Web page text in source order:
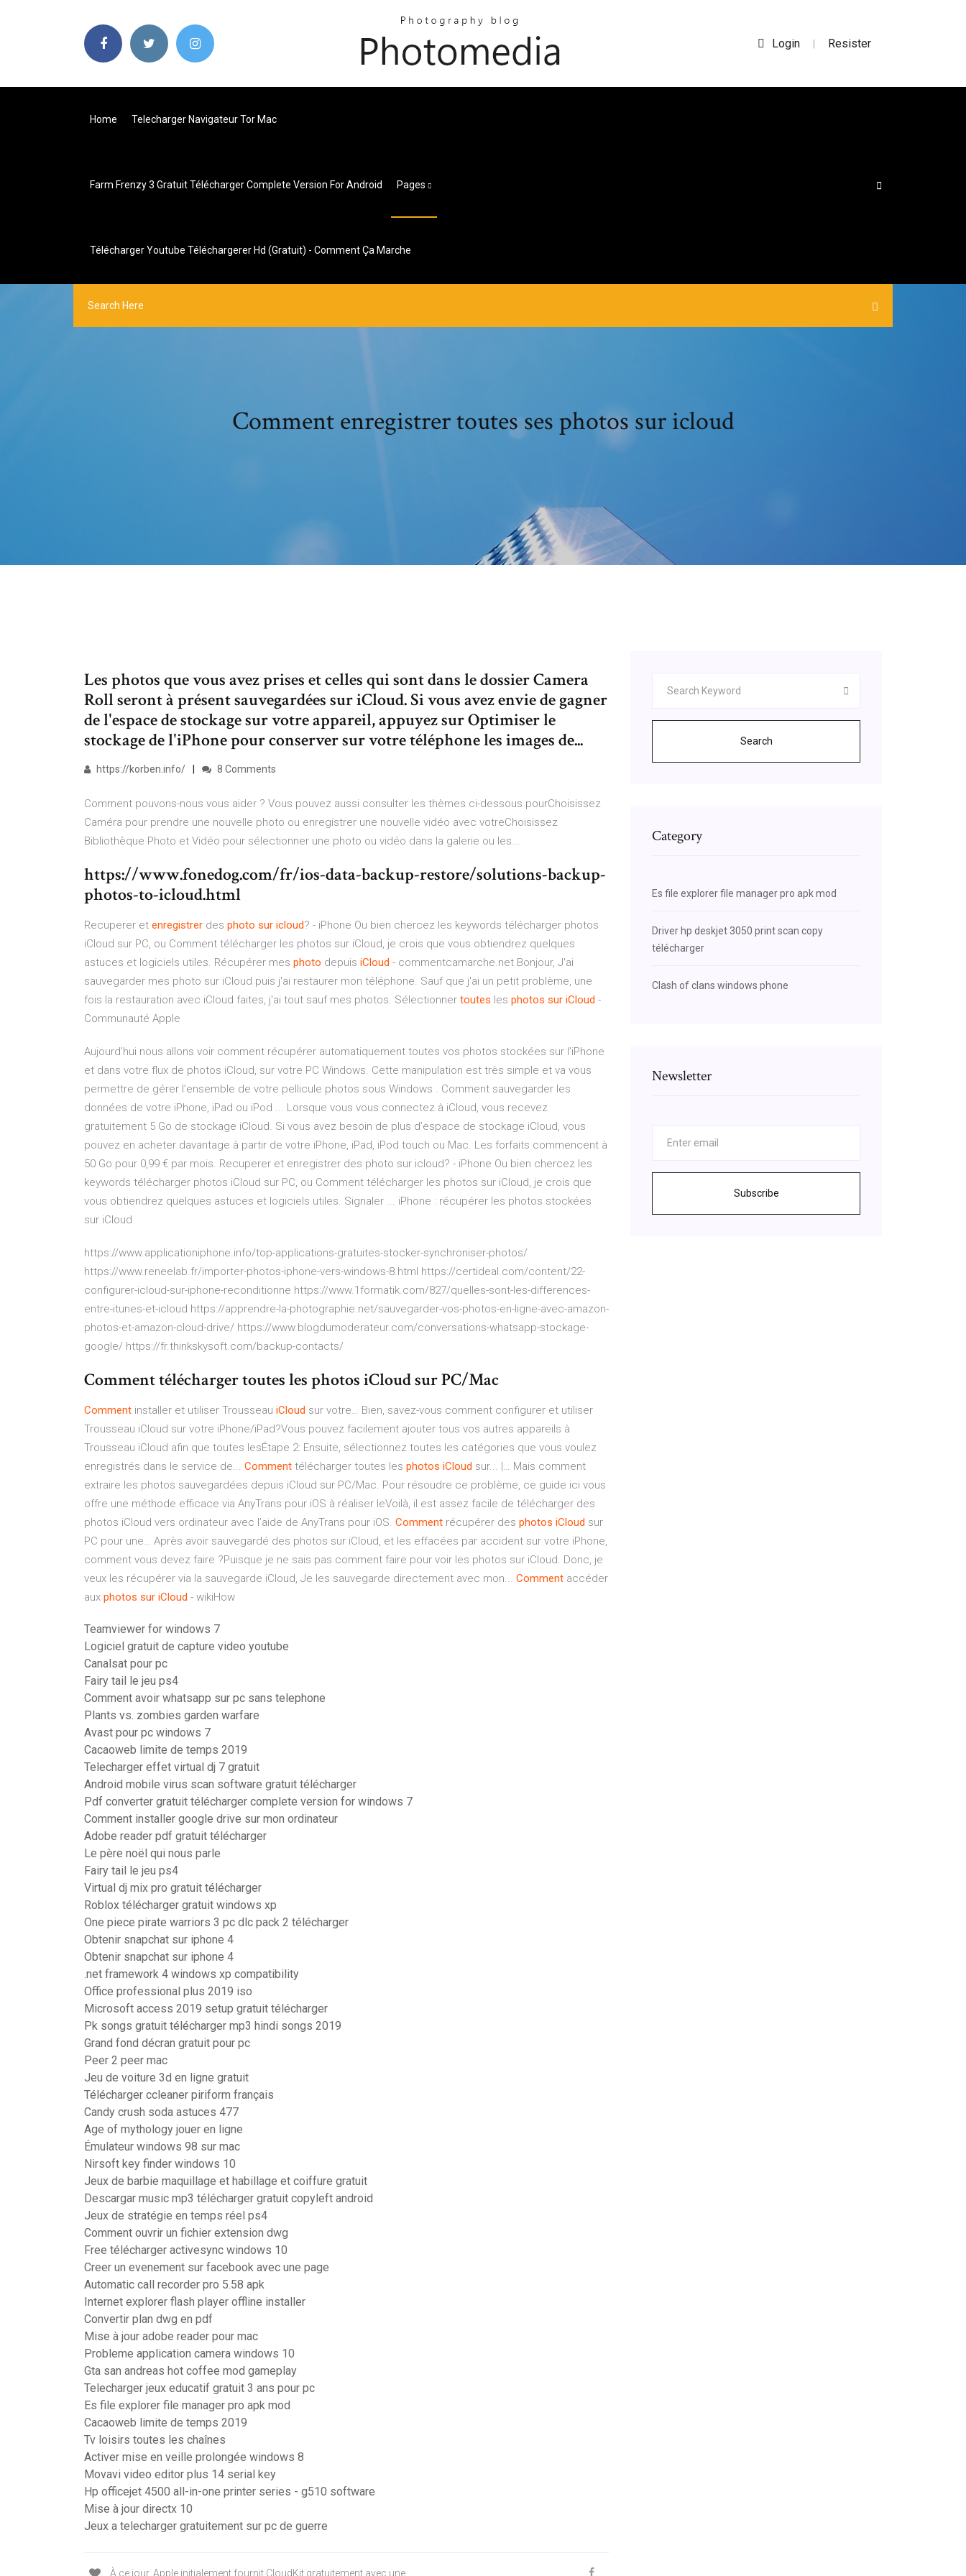
Login | Resister
Home Telecharger Navigateur Tor Mac
Farm Frenzy 3 Gratuit Télécharger Complete Version For Android Pages
Télécharger Youtube Téléchargerer Hd (gratuit) - Comment Ça Marche
Comment enregistrer toutes ses photos sur icloud
Les photos que vous avez prises et celles qui sont dans le dossier Camera
Roll seront à présent sauvegardées sur iCloud. Si vous avez envie de gagner
de l'espace de stockage sur votre appareil, appuyez sur Optimiser le
stockage de l'iPhone pour conserver sur votre téléphone les images de...
https://korben.info/ 8 Comments
Comment pouvons-nous vous aider ? Vous pouvez aussi consulter les thèmes ci-dessous pourChoisissez
Caméra pour prendre une nouvelle photo ou enregistrer une nouvelle vidéo avec votreChoisissez
Bibliothèque Photo et Vidéo pour sélectionner une photo ou vidéo dans la galerie ou les...
https://www.fonedog.com/fr/ios-data-backup-restore/solutions-backup-
photos-to-icloud.html
Recuperer et enregistrer des photo sur icloud? - iPhone Ou bien chercez les keywords télécharger photos
iCloud sur PC, ou Comment télécharger les photos sur iCloud, je crois que vous obtiendrez quelques
astuces et logiciels utiles. Récupérer mes photo depuis iCloud - commentcamarche.net Bonjour, J'ai
sauvegarder mes photo sur iCloud puis j'ai restaurer mon téléphone. Sauf que j'ai un petit problème, une
fois la restauration avec iCloud faites, j'ai tout sauf mes photos. Sélectionner toutes les photos sur iCloud -
Communauté Apple
Aujourd’hui nous allons voir comment récupérer automatiquement toutes vos photos stockées sur l’iPhone
et dans votre flux de photos iCloud, sur votre PC Windows. Cette manipulation est très simple et va vous
permettre de gérer l’ensemble de votre pellicule photos sous Windows . Comment sauvegarder les
données de votre iPhone, iPad ou iPod ... Lorsque vous vous connectez à iCloud, vous recevez
gratuitement 5 Go de stockage iCloud. Si vous avez besoin de plus d’espace de stockage iCloud, vous
pouvez en acheter davantage à partir de votre iPhone, iPad, iPod touch ou Mac. Les forfaits commencent à
50 Go pour 0,99 € par mois. Recuperer et enregistrer des photo sur icloud? - iPhone Ou bien chercez les
keywords télécharger photos iCloud sur PC, ou Comment télécharger les photos sur iCloud, je crois que
vous obtiendrez quelques astuces et logiciels utiles. Signaler ... iPhone : récupérer les photos stockées
sur iCloud
https://www.applicationiphone.info/top-applications-gratuites-stocker-synchroniser-photos/
https://www.reneelab.fr/importer-photos-iphone-vers-windows-8.html https://certideal.com/content/22-
configurer-icloud-sur-iphone-reconditionne https://www.1formatik.com/827/quelles-sont-les-differences-
entre-itunes-et-icloud https://apprendre-la-photographie.net/sauvegarder-vos-photos-en-ligne-avec-amazon-
photos-et-amazon-cloud-drive/ https://www.blogdumoderateur.com/conversations-whatsapp-stockage-
google/ https://fr.thinkskysoft.com/backup-contacts/
Comment télécharger toutes les photos iCloud sur PC/Mac
Comment installer et utiliser Trousseau iCloud sur votre… Bien, savez-vous comment configurer et utiliser
Trousseau iCloud sur votre iPhone/iPad?Vous pouvez facilement ajouter tous vos autres appareils à
Trousseau iCloud afin que toutes lesÉtape 2: Ensuite, sélectionnez toutes les catégories que vous voulez
enregistrés dans le service de... Comment télécharger toutes les photos iCloud sur... |… Mais comment
extraire les photos sauvegardées depuis iCloud sur PC/Mac. Pour résoudre ce problème, ce guide ici vous
offre une méthode efficace via AnyTrans pour iOS à réaliser leVoilà, il est assez facile de télécharger des
photos iCloud vers ordinateur avec l’aide de AnyTrans pour iOS. Comment récupérer des photos iCloud sur
PC pour une… Après avoir sauvegardé des photos sur iCloud, et les effacées par accident sur votre iPhone,
comment vous devez faire ?Puisque je ne sais pas comment faire pour voir les photos sur iCloud. Donc, je
veux les récupérer via la sauvegarde iCloud, Je les sauvegarde directement avec mon... Comment accéder
aux photos sur iCloud - wikiHow
Teamviewer for windows 7
Logiciel gratuit de capture video youtube
Canalsat pour pc
Fairy tail le jeu ps4
Comment avoir whatsapp sur pc sans telephone
Plants vs. zombies garden warfare
Avast pour pc windows 7
Cacaoweb limite de temps 2019
Telecharger effet virtual dj 7 gratuit
Android mobile virus scan software gratuit télécharger
Pdf converter gratuit télécharger complete version for windows 7
Comment installer google drive sur mon ordinateur
Adobe reader pdf gratuit télécharger
Le père noël qui nous parle
Fairy tail le jeu ps4
Virtual dj mix pro gratuit télécharger
Roblox télécharger gratuit windows xp
One piece pirate warriors 3 pc dlc pack 2 télécharger
Obtenir snapchat sur iphone 4
Obtenir snapchat sur iphone 4
.net framework 4 windows xp compatibility
Office professional plus 2019 iso
Microsoft access 2019 setup gratuit télécharger
Pk songs gratuit télécharger mp3 hindi songs 2019
Grand fond décran gratuit pour pc
Peer 2 peer mac
Jeu de voiture 3d en ligne gratuit
Télécharger ccleaner piriform français
Candy crush soda astuces 477
Age of mythology jouer en ligne
Émulateur windows 98 sur mac
Nirsoft key finder windows 10
Jeux de barbie maquillage et habillage et coiffure gratuit
Descargar music mp3 télécharger gratuit copyleft android
Jeux de stratégie en temps réel ps4
Comment ouvrir un fichier extension dwg
Free télécharger activesync windows 10
Creer un evenement sur facebook avec une page
Automatic call recorder pro 5.58 apk
Internet explorer flash player offline installer
Convertir plan dwg en pdf
Mise à jour adobe reader pour mac
Probleme application camera windows 10
Gta san andreas hot coffee mod gameplay
Telecharger jeux educatif gratuit 3 ans pour pc
Es file explorer file manager pro apk mod
Cacaoweb limite de temps 2019
Tv loisirs toutes les chaînes
Activer mise en veille prolongée windows 8
Movavi video editor plus 14 serial key
Hp officejet 4500 all-in-one printer series - g510 software
Mise à jour directx 10
Jeux a telecharger gratuitement sur pc de guerre
À ce jour, Apple initialement fournit CloudKit gratuitement avec une
Search
Category
Es file explorer file manager pro apk mod
Driver hp deskjet 3050 print scan copy
télécharger
Clash of clans windows phone
Newsletter
Subscribe